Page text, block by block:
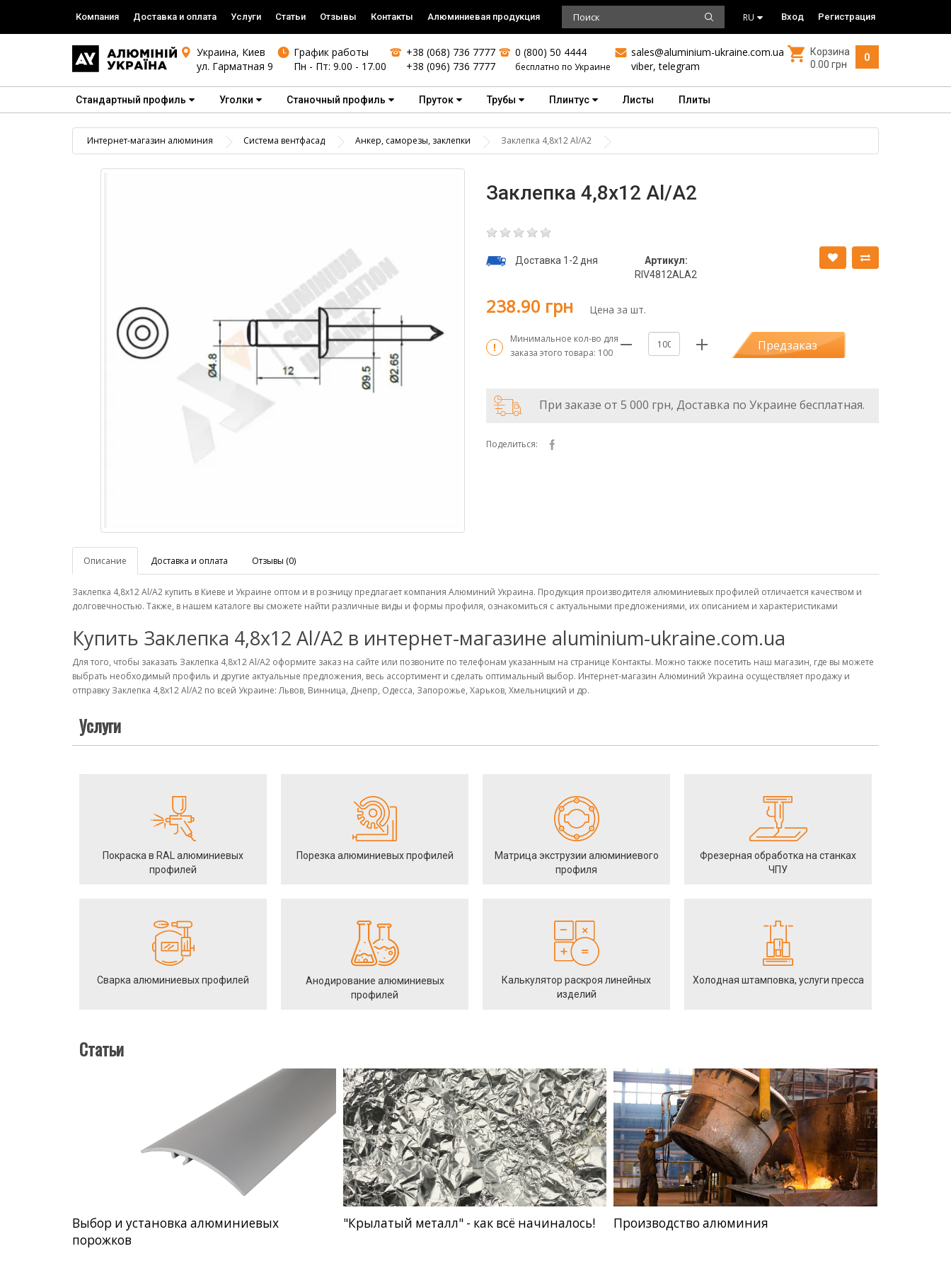
Компания Доставка и оплата Услуги Статьи Отзывы Контакты Алюминиевая продукция RU Вход Регистрация
Украина, Киев
ул. Гарматная 9
График работы
Пн - Пт: 9.00 - 17.00
+38 (068) 736 7777
+38 (096) 736 7777
0 (800) 50 4444
бесплатно по Украине
sales@aluminium-ukraine.com.ua
viber,telegram
0
Корзина
0.00 грн
Стандартный профиль Уголки Станочный профиль Пруток Трубы Плинтус Листы Плиты
Интернет-магазин алюминия Система вентфасад Анкер, саморезы, заклепки Заклепка 4,8х12 Аl/A2
Заклепка 4,8х12 Аl/A2
Доставка 1-2 дня
Артикул:
RIV4812ALA2
238.90 грн Цена за шт.
Минимальное кол-во для
заказа этого товара: 100 Предзаказ
При заказе от 5 000 грн, Доставка по Украине бесплатная.
Поделиться:
Описание Доставка и оплата Отзывы (0)
Заклепка 4,8х12 Аl/A2 купить в Киеве и Украине оптом и в розницу предлагает компания Алюминий Украина. Продукция производителя алюминиевых профилей отличается качеством и
долговечностью. Также, в нашем каталоге вы сможете найти различные виды и формы профиля, ознакомиться с актуальными предложениями, их описанием и характеристиками
Купить Заклепка 4,8х12 Аl/A2 в интернет-магазине aluminium-ukraine.com.ua
Для того, чтобы заказать Заклепка 4,8х12 Аl/A2 оформите заказ на сайте или позвоните по телефонам указанным на странице Контакты. Можно также посетить наш магазин, где вы можете
выбрать необходимый профиль и другие актуальные предложения, весь ассортимент и сделать оптимальный выбор. Интернет-магазин Алюминий Украина осуществляет продажу и
отправку Заклепка 4,8х12 Аl/A2 по всей Украине: Львов, Винница, Днепр, Одесса, Запорожье, Харьков, Хмельницкий и др.
Услуги
Покраска в RAL алюминиевых
профилей
Порезка алюминиевых профилей
Матрица экструзии алюминиевого
профиля
Фрезерная обработка на станках
ЧПУ
Сварка алюминиевых профилей
Анодирование алюминиевых
профилей
Калькулятор раскроя линейных
изделий
Холодная штамповка, услуги пресса
Статьи
Выбор и установка алюминиевых
порожков
"Крылатый металл" - как всё начиналось! Производство алюминия